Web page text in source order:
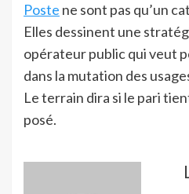
Poste ne sont pas qu’un
Elles dessinent une
opérateur public qui veut
dans la mutation des
Le terrain dira si le pari
posé.